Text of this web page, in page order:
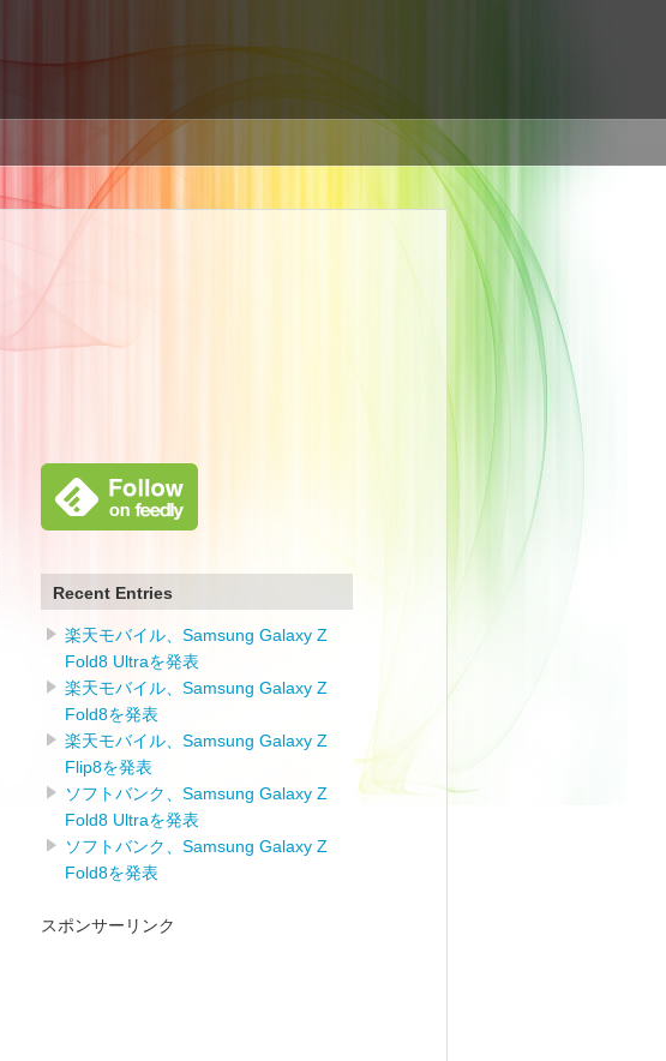
Recent Entries
楽天モバイル、Samsung Galaxy Z
Fold8 Ultraを発表
楽天モバイル、Samsung Galaxy Z
Fold8を発表
楽天モバイル、Samsung Galaxy Z
Flip8を発表
ソフトバンク、Samsung Galaxy Z
Fold8 Ultraを発表
ソフトバンク、Samsung Galaxy Z
Fold8を発表
スポンサーリンク